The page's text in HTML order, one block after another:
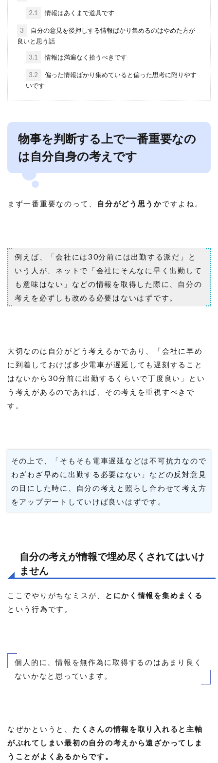
2.1 情報はあくまで道具です
3
自分の意見を後押しする情報ばかり集めるのはやめた方が
良いと思う話
3.1 情報は満遍なく拾うべきです
3.2
偏った情報ばかり集めていると偏った思考に陥りやす
いです
物事を判断する上で一番重要なの
は自分自身の考えです
まず一番重要なのって、 自分がどう思うかですよね。
例えば、「会社には30分前には出勤する派だ」と
いう人が、ネットで「会社にそんなに早く出勤して
も意味はない」などの情報を取得した際に、自分の
考えを必ずしも改める必要はないはずです。
大切なのは自分がどう考えるかであり、「会社に早め
に到着しておけば多少電車が遅延しても遅刻すること
はないから30分前に出勤するくらいで丁度良い」とい
う考えがあるのであれば、その考えを重視すべきで
す。
その上で、「そもそも電車遅延などは不可抗力なので
わざわざ早めに出勤する必要はない」などの反対意見
の目にした時に、自分の考えと照らし合わせて考え方
をアップデートしていけば良いはずです。
自分の考えが情報で埋め尽くされてはいけ
ません
ここでやりがちなミスが、
とにかく情報を集めまくる
という行為です。
個人的に、情報を無作為に取得するのはあまり良く
ないかなと思っています。
なぜかというと、 たくさんの情報を取り入れると主軸
がぶれてしまい最初の自分の考えから遠ざかってしま
うことがよくあるからです。